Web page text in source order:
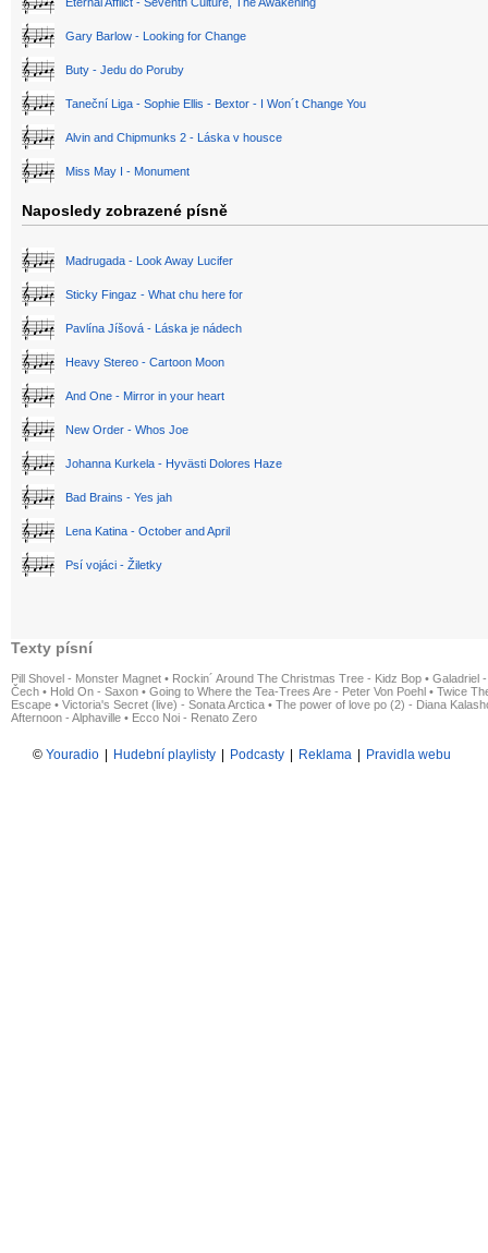
Gary Barlow - Looking for Change
Buty - Jedu do Poruby
Taneční Liga - Sophie Ellis - Bextor - I Won´t Change You
Alvin and Chipmunks 2 - Láska v housce
Miss May I - Monument
Naposledy zobrazené písně
Madrugada - Look Away Lucifer
Sticky Fingaz - What chu here for
Pavlína Jíšová - Láska je nádech
Heavy Stereo - Cartoon Moon
And One - Mirror in your heart
New Order - Whos Joe
Johanna Kurkela - Hyvästi Dolores Haze
Bad Brains - Yes jah
Lena Katina - October and April
Psí vojáci - Žiletky
Texty písní
Pill Shovel - Monster Magnet • Rockin´ Around The Christmas Tree - Kidz Bop • Galadriel
Čech • Hold On - Saxon • Going to Where the Tea-Trees Are - Peter Von Poehl • Twice
Escape • Victoria's Secret (live) - Sonata Arctica • The power of love po (2) - Diana
Afternoon - Alphaville • Ecco Noi - Renato Zero
© Youradio Hudební playlisty Podcasty Reklama Pravidla webu